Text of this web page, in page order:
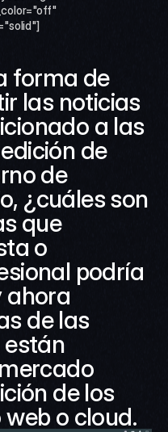
forma de
las noticias
a las
de
de
¿cuáles son
que
podría
ahora
de las
están
de los
o cloud.